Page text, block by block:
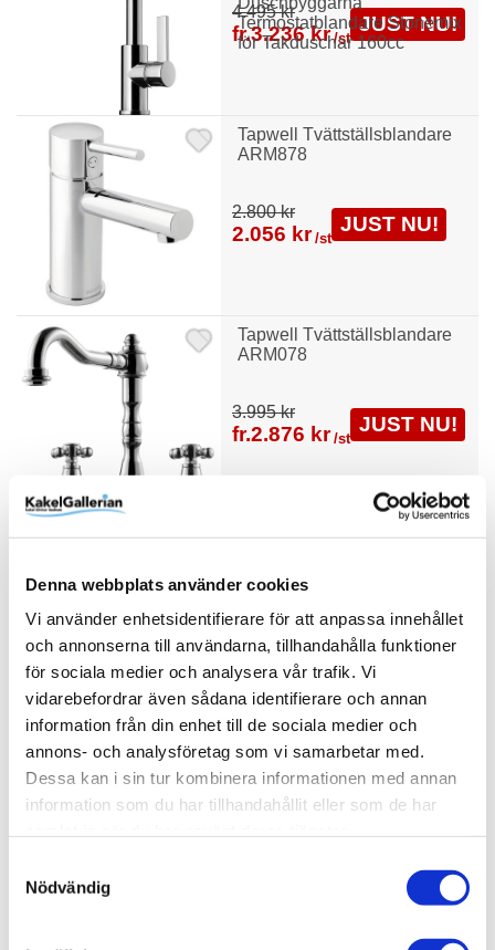
Denna webbplats använder cookies
Vi använder enhetsidentifierare för att anpassa innehållet
och annonserna till användarna, tillhandahålla funktioner
för sociala medier och analysera vår trafik. Vi
vidarebefordrar även sådana identifierare och annan
information från din enhet till de sociala medier och
annons- och analysföretag som vi samarbetar med.
Dessa kan i sin tur kombinera informationen med annan
information som du har tillhandahållit eller som de har
Nödvändig
Termostatblandare Stonemix
för Takduschar 160cc
Tapwell Tvättställsblandare
ARM878
Tapwell Tvättställsblandare
ARM078
4.495 kr
fr.3.236 kr /st
JUST NU!
Damixa Tvättställsblandare
2.800 kr
2.056 kr /st
JUST NU!
Tapwell Tvättställsblandare
FBLV055
3.995 kr
fr.2.876 kr /st
JUST NU!
Damixa Tvättställsblandare
3.840 kr
2.832 kr /st
JUST NU!
10.990 kr
fr.9.122 kr /st